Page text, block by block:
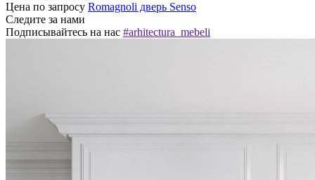
Цена по запросу Romagnoli дверь Senso
Следите за нами
Подписывайтесь на нас #arhitectura_mebeli